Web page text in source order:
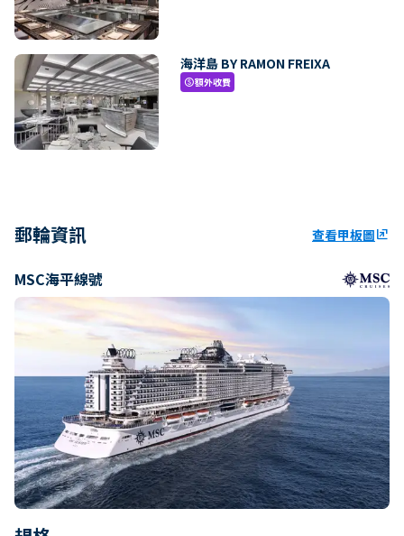
海洋島 BY RAMON FREIXA
paid額外收費
郵輪資訊 查看甲板圖ungroup
MSC海平線號